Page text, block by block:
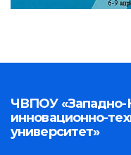
ЧВПОУ «Западно-
инновационно-
университет»